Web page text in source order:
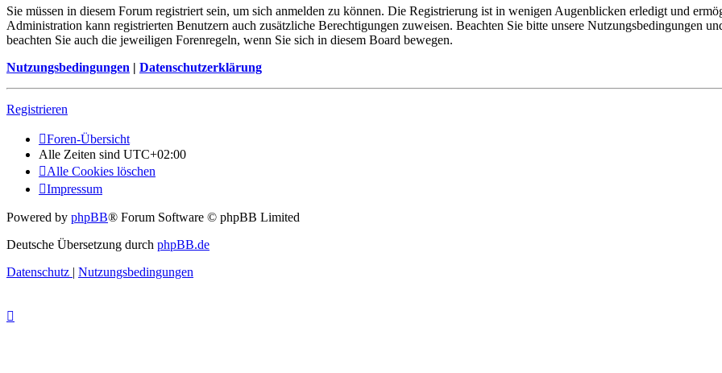
Sie müssen in diesem Forum registriert sein, um sich anmelden zu können. Die Registrierung ist in wenigen Augenblicken erledigt und
Administration kann registrierten Benutzern auch zusätzliche Berechtigungen zuweisen. Beachten Sie bitte unsere Nutzungsbedingungen
beachten Sie auch die jeweiligen Forenregeln, wenn Sie sich in diesem Board bewegen.
Nutzungsbedingungen | Datenschutzerklärung
Registrieren
Foren-Übersicht
Alle Zeiten sind UTC+02:00
Alle Cookies löschen
Impressum
Powered by phpBB® Forum Software © phpBB Limited
Deutsche Übersetzung durch phpBB.de
Datenschutz | Nutzungsbedingungen